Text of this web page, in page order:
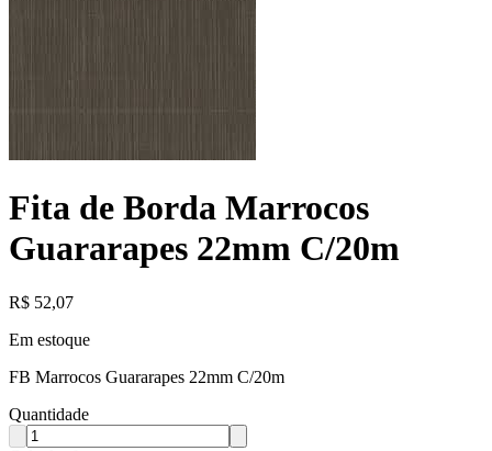
Fita de Borda Marrocos
Guararapes 22mm C/20m
R$ 52,07
Em estoque
FB Marrocos Guararapes 22mm C/20m
Quantidade